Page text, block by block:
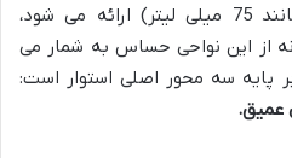
تیوپی و با حجم مشخص (مانند 75 میلی لیتر) ارائه می شود،
از این نواحی حساس به شمار می
پایه سه محور اصلی استوار است:
عمیق.